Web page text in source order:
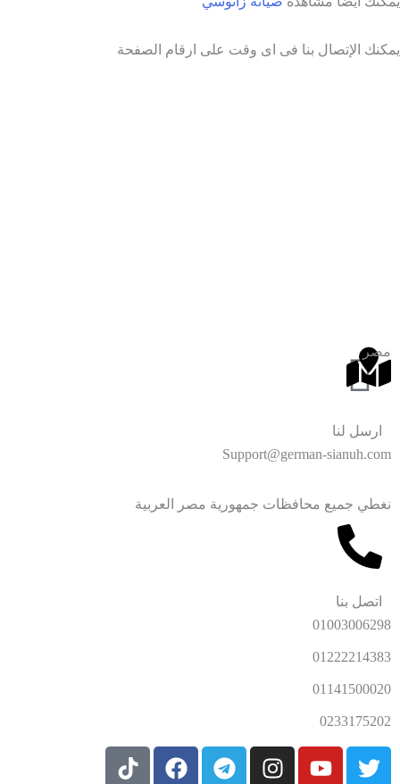
الإتصال بنا فى اى وقت على ارقام الصفحة
ارسل لنا
Support@german-sianuh.com
مصر
نغطي جميع محافظات جمهورية مصر العربية
اتصل بنا
01003006298
01222214383
01141500020
0233175202